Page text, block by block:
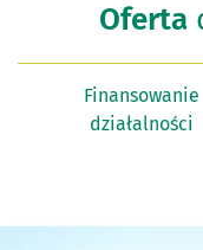
Oferta
Finansowanie
działalności